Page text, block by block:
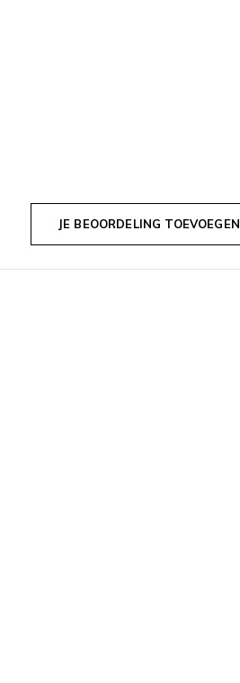
JE BEOORDELING TOEVOEGEN